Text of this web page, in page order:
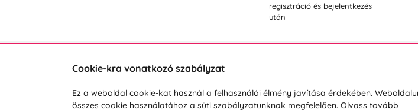
regisztráció és bejelentkezés
után
Hétköznap 8:00-tól 16:00-ig Reklamáció / Áru visszaküldése
Cookie-kra vonatkozó szabályzat
Ez a weboldal cookie-kat használ a felhasználói élmény javítása érdekében.
összes cookie használatához a süti szabályzatunknak megfelelően. Olvass tovább